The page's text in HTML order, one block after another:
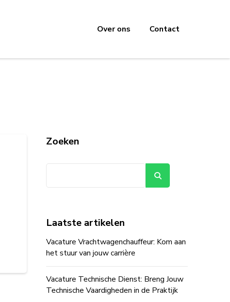
Over ons Contact
Zoeken
Laatste artikelen
Vacature Vrachtwagenchauffeur: Kom aan
het stuur van jouw carrière
Vacature Technische Dienst: Breng Jouw
Technische Vaardigheden in de Praktijk